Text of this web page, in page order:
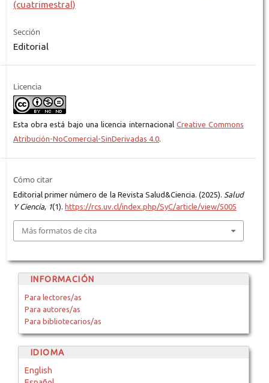
(cuatrimestral)
Sección
Editorial
Licencia
Esta obra está bajo una licencia internacional Creative Commons
Atribución-NoComercial-SinDerivadas 4.0.
Cómo citar
Editorial primer número de la Revista Salud&Ciencia. (2025). Salud
Y Ciencia, 1(1). https://rcs.uv.cl/index.php/SyC/article/view/5005
Más formatos de cita
INFORMACIÓN
Para lectores/as
Para autores/as
Para bibliotecarios/as
IDIOMA
English